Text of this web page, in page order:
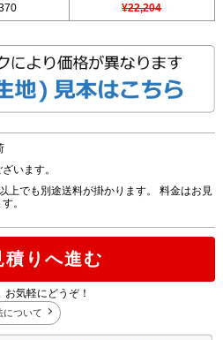
¥22,204
います。
上でも別途送料が掛かります。 料金はお見
。
積りへ進む
気軽にどうぞ！
について